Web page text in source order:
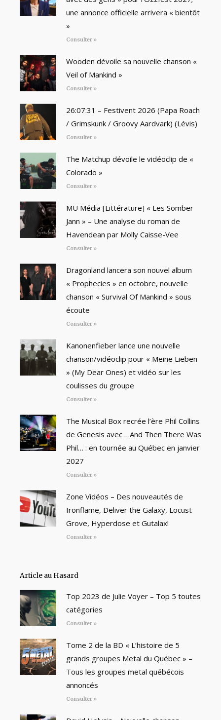
une annonce officielle arrivera « bientôt
»
Consulter »
Wooden dévoile sa nouvelle chanson «
Veil of Mankind »
Consulter »
26:07:31 – Festivent 2026 (Papa Roach
/ Grimskunk / Groovy Aardvark) (Lévis)
Consulter »
The Matchup dévoile le vidéoclip de «
Colorado »
Consulter »
MU Média [Littérature] « Les Somber
Jann » – Une analyse du roman de
Havendean par Molly Caisse-Vee
Consulter »
Dragonland lancera son nouvel album
« Prophecies » en octobre, nouvelle
chanson « Survival Of Mankind » sous
écoute
Consulter »
Kanonenfieber lance une nouvelle
chanson/vidéoclip pour « Meine Lieben
» (My Dear Ones) et vidéo sur les
coulisses du groupe
Consulter »
The Musical Box recrée l’ère Phil Collins
de Genesis avec …And Then There Was
Phil… : en tournée au Québec en janvier
2027
Consulter »
Zone Vidéos – Des nouveautés de
Ironflame, Deliver the Galaxy, Locust
Grove, Hyperdose et Gutalax!
Consulter »
Article au Hasard
Top 2023 de Julie Voyer – Top 5 toutes
catégories
Consulter »
Tome 2 de la BD « L’histoire de 5
grands groupes Metal du Québec » –
Tous les groupes metal québécois
annoncés
Consulter »